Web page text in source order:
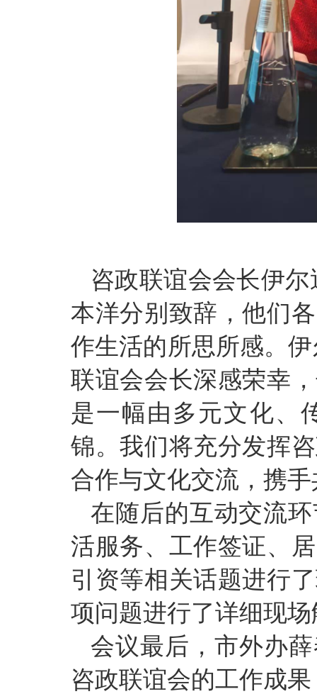
咨政联谊会会长伊尔
本洋分别致辞，他们
作生活的所思所感。
联谊会会长深感荣幸
是一幅由多元文化、
锦。我们将充分发挥
合作与文化交流，携
在随后的互动交流
活服务、工作签证、
引资等相关话题进行
项问题进行了详细现
会议最后，市外办
咨政联谊会的工作成